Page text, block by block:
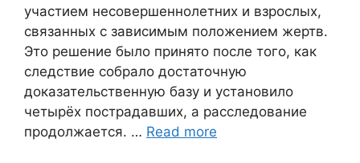
участием несовершеннолетних и взрослых,
связанных с зависимым положением жертв.
Это решение было принято после того, как
следствие собралo достаточную
доказательственную базу и установило
четырёх пострадавших, а расследование
продолжается. … Read more